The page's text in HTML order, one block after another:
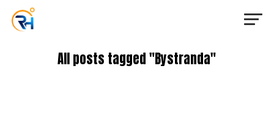
All posts tagged "Bystranda"